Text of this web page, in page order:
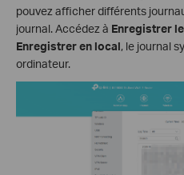
pouvez afficher différents
journal. Accédez à Enregistrer
Enregistrer en local, le journal
ordinateur.